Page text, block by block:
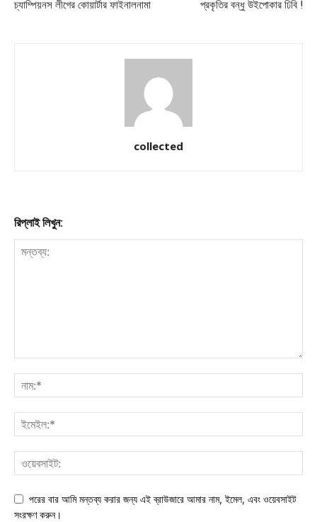
চ্যাম্পিয়নস লীগের কোয়ার্টার ফাইনালনামা প্রকৃতির বন্ধু উইপোকার ঢিবি !
collected
রিপ্লাই লিখুন:
পরের বার আমি মন্তব্য করার জন্য এই ব্রাউজারে আমার নাম, ইমেল, এবং ওয়েবসাইট
সংরক্ষণ করুন।